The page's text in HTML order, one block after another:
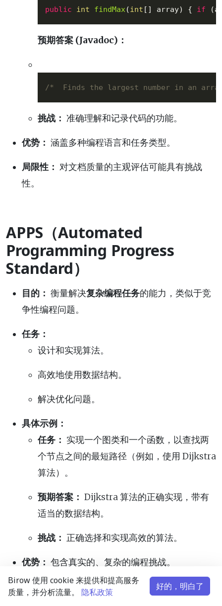
public int findMax(int [] array) { if
预期答案 (Javadoc)：
/*  Finds the largest number in an
挑战： 准确理解和记录代码的功能。
优势： 涵盖多种编程语言和任务类型。
局限性： 对文档质量的主观评估可能具有挑战
性。
APPS（Automated
Programming Progress
Standard）
目的： 衡量解决复杂编程任务的能力，类似于竞
争性编程问题。
任务：
设计和实现算法。
高效地使用数据结构。
解决优化问题。
具体示例：
任务： 实现一个图类和一个函数，以查找两
个节点之间的最短路径（例如，使用 Dijkstra
算法）。
预期答案： Dijkstra 算法的正确实现，带有
适当的数据结构。
挑战： 正确选择和实现高效的算法。
优势： 包含真实的、复杂的编程挑战。
局限性：评估解决方案的性能和最优性并不总是
Birow 使用 cookie 来提供和提高服务
质量，并分析流量。 隐私政策
好的，明白了